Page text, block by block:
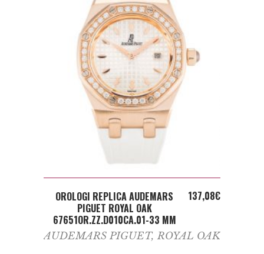
ADD TO CART
OROLOGI REPLICA AUDEMARS
PIGUET ROYAL OAK
67651OR.ZZ.D010CA.01-33 MM
137,08€
AUDEMARS PIGUET, ROYAL OAK